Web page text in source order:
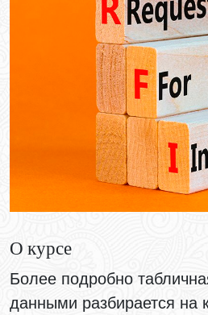
О курсе
Более подробно
данными разбирается на